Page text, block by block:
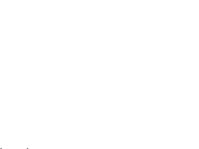
lợi
chén để người dùng có
xếp cho phù hợp.
kế nhỏ nên phù hợp đựng
kế khá kín tránh làm rơi
rửa. Đặc biệt có thể nâng lên
gian cho các dụng cụ của